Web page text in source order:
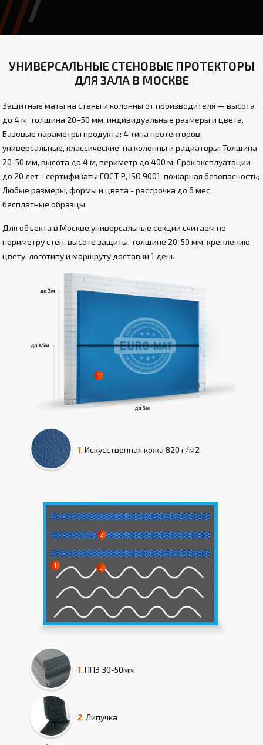
УНИВЕРСАЛЬНЫЕ СТЕНОВЫЕ ПРОТЕКТОРЫ
ДЛЯ ЗАЛА В МОСКВЕ
Защитные маты на стены и колонны от производителя — высота
до 4 м, толщина 20–50 мм, индивидуальные размеры и цвета.
Базовые параметры продукта: 4 типа протекторов:
универсальные, классические, на колонны и радиаторы; Толщина
20-50 мм, высота до 4 м, периметр до 400 м; Срок эксплуатации
до 20 лет - сертификаты ГОСТ Р, ISO 9001, пожарная безопасность;
Любые размеры, формы и цвета - рассрочка до 6 мес.,
бесплатные образцы.
Для объекта в Москве универсальные секции считаем по
периметру стен, высоте защиты, толщине 20-50 мм, креплению,
цвету, логотипу и маршруту доставки 1 день.
1. Искусcтвенная кожа 820 г/м2
1. ППЭ 30-50мм
2. Липучка